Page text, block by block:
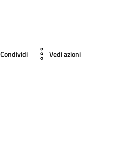
Condividi Vedi azioni